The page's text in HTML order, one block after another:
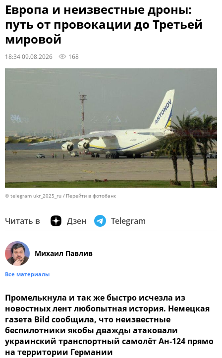
Европа и неизвестные дроны:
путь от провокации до Третьей
мировой
18:34 09.08.2026 168
© telegram ukr_2025_ru Перейти в фотобанк
Читать в Дзен Telegram
Михаил Павлив
Все материалы
Промелькнула и так же быстро исчезла из
новостных лент любопытная история. Немецкая
газета Bild сообщила, что неизвестные
беспилотники якобы дважды атаковали
украинский транспортный самолёт Ан-124 прямо
на территории Германии